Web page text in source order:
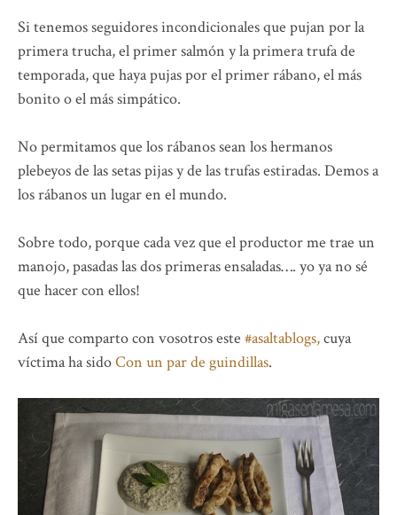
Si tenemos seguidores incondicionales que pujan por la
primera trucha, el primer salmón y la primera trufa de
temporada, que haya pujas por el primer rábano, el más
bonito o el más simpático.
No permitamos que los rábanos sean los hermanos
plebeyos de las setas pijas y de las trufas estiradas. Demos a
los rábanos un lugar en el mundo.
Sobre todo, porque cada vez que el productor me trae un
manojo, pasadas las dos primeras ensaladas…. yo ya no sé
que hacer con ellos!
Así que comparto con vosotros este #asaltablogs,cuya
víctima ha sidoCon un par de guindillas.